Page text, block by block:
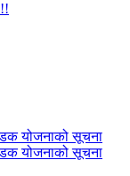
योजनाको सूचना
योजनाको सूचना